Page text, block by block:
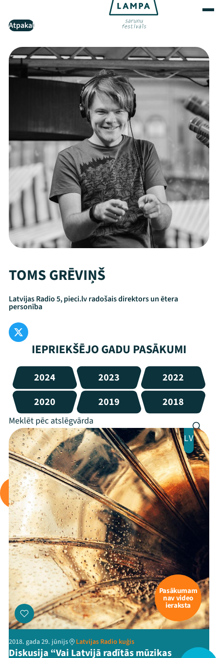
Atpakaļ
TOMS GRĒVIŅŠ
Latvijas Radio 5, pieci.lv radošais direktors un ētera
personība
IEPRIEKŠĒJO GADU PASĀKUMI
2024 2023
2022
2020
2019 2018
LV
Pasākumam
nav video
ieraksta
2018. gada 29. jūnijs Latvijas Radio kuģis
Diskusija “Vai Latvijā radītās mūzikas